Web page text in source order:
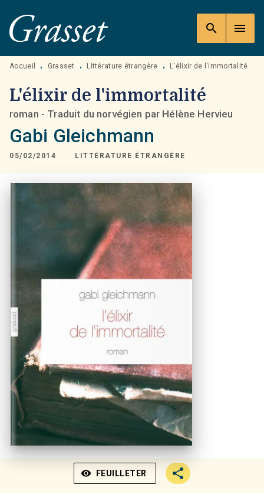
MENU RECHERCHE
PIED DE PAGE
search menu
Accueil • Grasset • Littérature étrangère • L'élixir de l'immortalité
L'élixir de l'immortalité
roman - Traduit du norvégien par Hélène Hervieu
Gabi Gleichmann
05/02/2014 LITTÉRATURE ÉTRANGÈRE
visibility FEUILLETER